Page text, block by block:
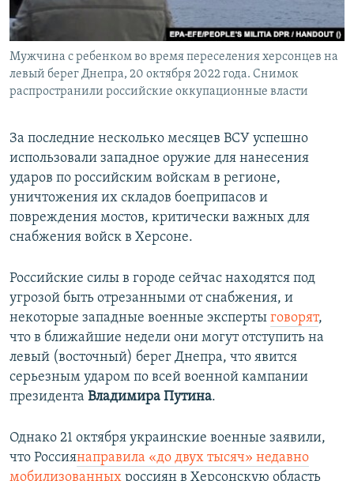
Мужчина с ребенком во время переселения херсонцев на
левый берег Днепра, 20 октября 2022 года. Снимок
распространили российские оккупационные власти
За последние несколько месяцев ВСУ успешно
использовали западное оружие для нанесения
ударов по российским войскам в регионе,
уничтожения их складов боеприпасов и
повреждения мостов, критически важных для
снабжения войск в Херсоне.
Российские силы в городе сейчас находятся под
угрозой быть отрезанными от снабжения, и
некоторые западные военные эксперты говорят,
что в ближайшие недели они могут отступить на
левый (восточный) берег Днепра, что явится
серьезным ударом по всей военной кампании
президента Владимира Путина.
Однако 21 октября украинские военные заявили,
что Россиянаправила «до двух тысяч» недавно
мобилизованных россиян в Херсонскую область